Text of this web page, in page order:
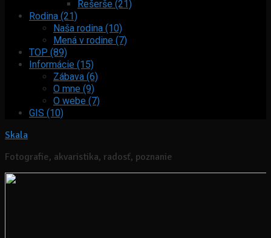
Rešerše (21)
Rodina (21)
Naša rodina (10)
Mená v rodine (7)
TOP (89)
Informácie (15)
Zábava (6)
O mne (9)
O webe (7)
GIS (10)
Skala
Fotografie, akvaristika, radosť, poznanie